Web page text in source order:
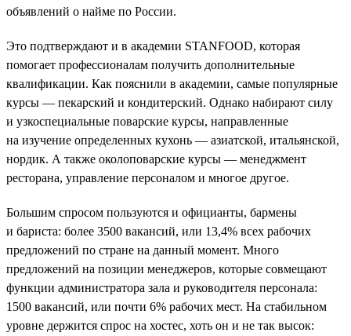
объявлений о найме по России.
Это подтверждают и в академии STANFOOD, которая
помогает профессионалам получить дополнительные
квалификации. Как пояснили в академии, самые популярные
курсы — пекарский и кондитерский. Однако набирают силу
и узкоспециальные поварские курсы, направленные
на изучение определенных кухонь — азиатской, итальянской,
нордик. А также околоповарские курсы — менеджмент
ресторана, управление персоналом и многое другое.
Большим спросом пользуются и официанты, бармены
и бариста: более 3500 вакансий, или 13,4% всех рабочих
предложений по стране на данный момент. Много
предложений на позиции менеджеров, которые совмещают
функции администратора зала и руководителя персонала:
1500 вакансий, или почти 6% рабочих мест. На стабильном
уровне держится спрос на хостес, хоть он и не так высок: